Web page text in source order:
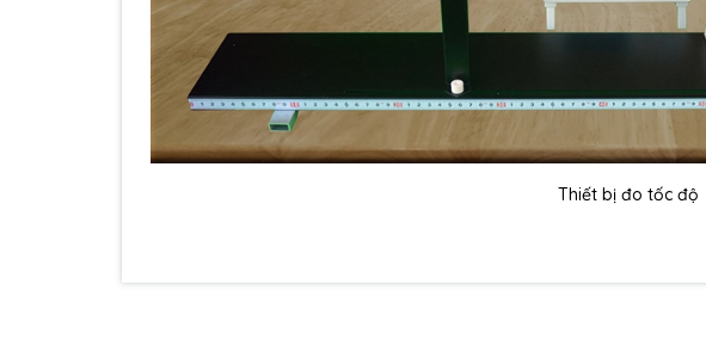
Thiết bị đo tốc độ